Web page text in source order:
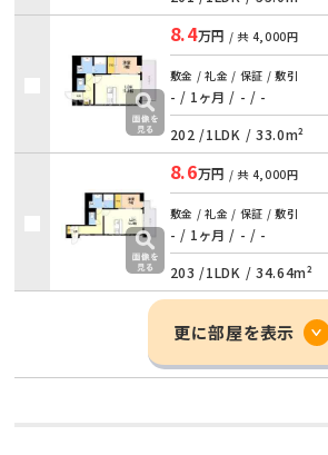
8.4万円 / 共 4,000円
敷金 / 礼金 / 保証 / 敷引
- / 1ヶ月 / - / -
202 /1LDK / 33.0m²
8.6万円 / 共 4,000円
敷金 / 礼金 / 保証 / 敷引
- / 1ヶ月 / - / -
203 /1LDK / 34.64m²
更に部屋を表示